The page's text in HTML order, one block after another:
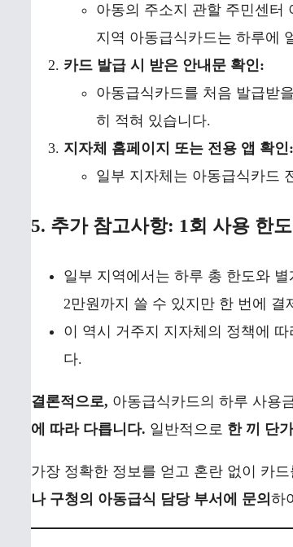
아동의 주소지 관할 주민센터
지역 아동급식카드는 하루에
카드 발급 시 받은 안내문 확인:
아동급식카드를 처음 발급받
히 적혀 있습니다.
지자체 홈페이지 또는 전용 앱 확인:
일부 지자체는 아동급식카드
5. 추가 참고사항: 1회 사용 한도
일부 지역에서는 하루 총 한도와
2만원까지 쓸 수 있지만 한 번에
이 역시 거주지 지자체의 정책에
다.
결론적으로, 아동급식카드의 하루 사용
에 따라 다릅니다. 일반적으로 한 끼 단
가장 정확한 정보를 얻고 혼란 없이 카
나 구청의 아동급식 담당 부서에 문의 하